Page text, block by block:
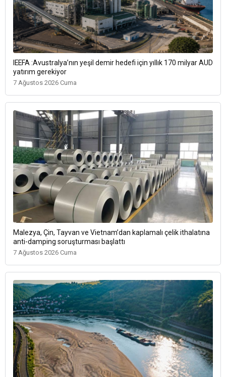
IEEFA :Avustralya’nın yeşil demir hedefi için yıllık 170 milyar AUD
yatırım gerekiyor
7 Ağustos 2026 Cuma
Malezya, Çin, Tayvan ve Vietnam’dan kaplamalı çelik ithalatına
anti-damping soruşturması başlattı
7 Ağustos 2026 Cuma